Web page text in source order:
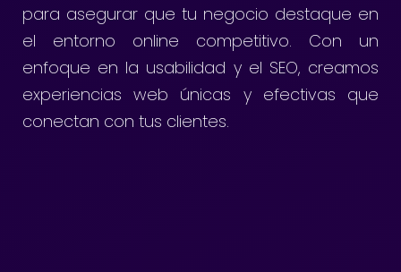
para asegurar que tu negocio destaque en
el entorno online competitivo. Con un
enfoque en la usabilidad y el SEO, creamos
experiencias web únicas y efectivas que
conectan con tus clientes.